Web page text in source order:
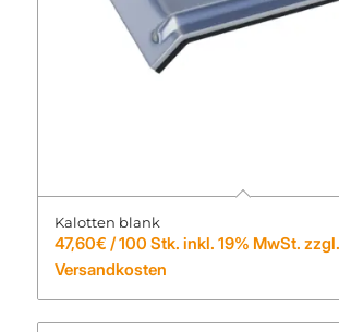
Kalotten blank
47,60€ / 100 Stk. inkl. 19% MwSt. zzgl.
Versandkosten